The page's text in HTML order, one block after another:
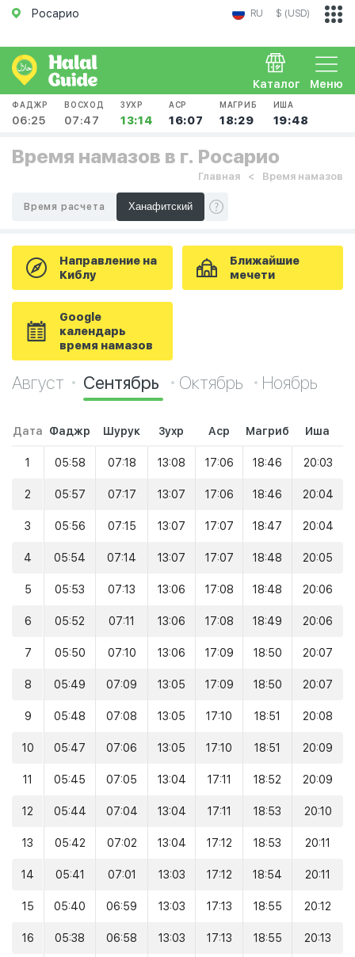
Росарио RU $ (USD)
Меню
Каталог
ФАДЖР
06:25
ВОСХОД
07:47
ЗУХР
13:14
АСР
16:07
МАГРИБ
18:29
ИША
19:48
Время намазов в г. Росарио
Главная Время намазов
Время расчета
Направление на
Киблу
Ближайшие
мечети
Google
календарь
время намазов
Август Сентябрь Октябрь Ноябрь
Дата Фаджр Шурук Зухр Аср Магриб Иша
1 05:58 07:18 13:08 17:06 18:46 20:03
2 05:57 07:17 13:07 17:06 18:46 20:04
3 05:56 07:15 13:07 17:07 18:47 20:04
4 05:54 07:14 13:07 17:07 18:48 20:05
5 05:53 07:13 13:06 17:08 18:48 20:06
6 05:52 07:11 13:06 17:08 18:49 20:06
7 05:50 07:10 13:06 17:09 18:50 20:07
8 05:49 07:09 13:05 17:09 18:50 20:07
9 05:48 07:08 13:05 17:10 18:51 20:08
10 05:47 07:06 13:05 17:10 18:51 20:09
11 05:45 07:05 13:04 17:11 18:52 20:09
12 05:44 07:04 13:04 17:11 18:53 20:10
13 05:42 07:02 13:04 17:12 18:53 20:11
14 05:41 07:01 13:03 17:12 18:54 20:11
15 05:40 06:59 13:03 17:13 18:55 20:12
16 05:38 06:58 13:03 17:13 18:55 20:13